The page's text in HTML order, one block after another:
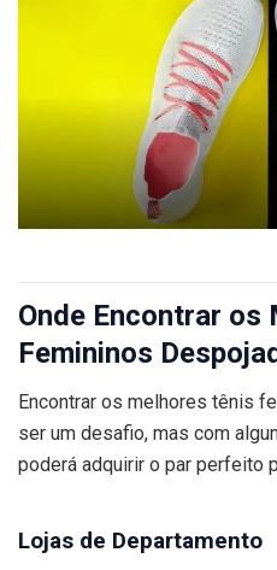
Onde Encontrar os
Femininos
Encontrar os melhores tênis
ser um desafio, mas com
poderá adquirir o par perfeito
Lojas de Departamento